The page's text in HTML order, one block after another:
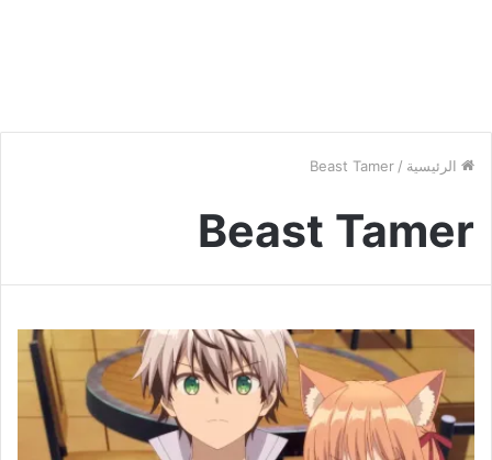
الرئيسية /
Beast Tamer
Beast Tamer